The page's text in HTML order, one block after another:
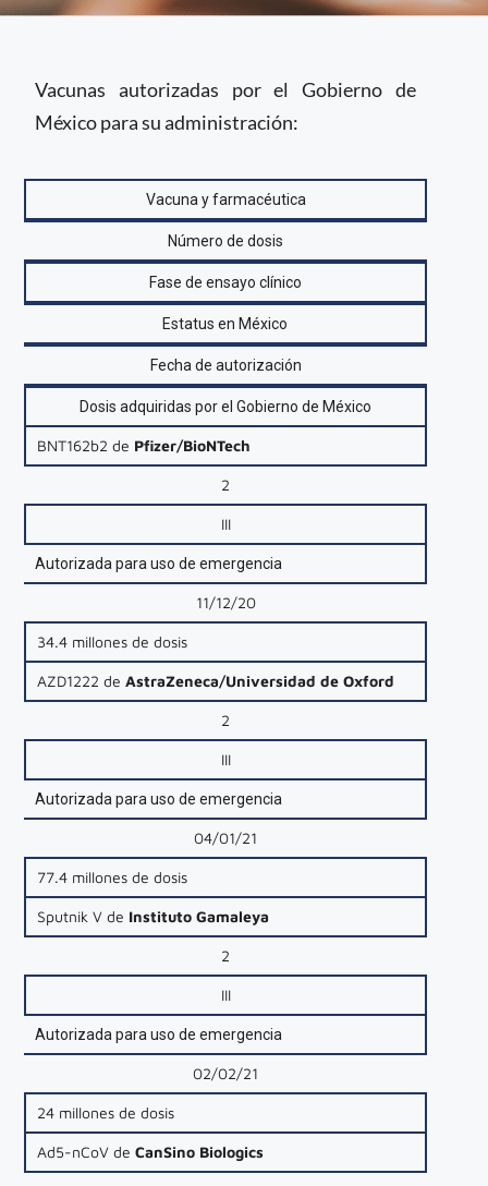
proceso de
vacunación contra
COVID-19 en México
Vacunas autorizadas por el Gobierno de
México para su administración:
Vacuna y farmacéutica
Número de dosis
Fase de ensayo clínico
Estatus en México
Fecha de autorización
Dosis adquiridas por el Gobierno de México
BNT162b2 de Pfizer/BioNTech
2
III
Autorizada para uso de emergencia
11/12/20
34.4 millones de dosis
AZD1222 de AstraZeneca/Universidad de Oxford
2
III
Autorizada para uso de emergencia
04/01/21
77.4 millones de dosis
Sputnik V de Instituto Gamaleya
2
III
Autorizada para uso de emergencia
02/02/21
24 millones de dosis
Ad5-nCoV de CanSino Biologics